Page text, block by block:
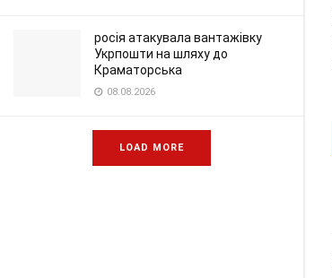
росія атакувала вантажівку
Укрпошти на шляху до
Краматорська
08.08.2026
LOAD MORE